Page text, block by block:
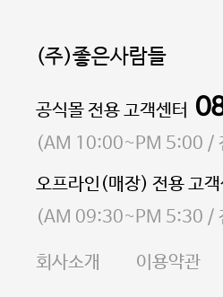
(주)좋은사람들
대표 이성현,박영환| 개인
소재지 서울특별시 마포
통신판매업 신고번호
사업자등록번호 105-
E-MAIL
공식몰 전용 고객센터
(AM 10:00~PM 5:00 /
오프라인(매장) 전용 고객
(AM 09:30~PM 5:30 /
회사소개 이용약관